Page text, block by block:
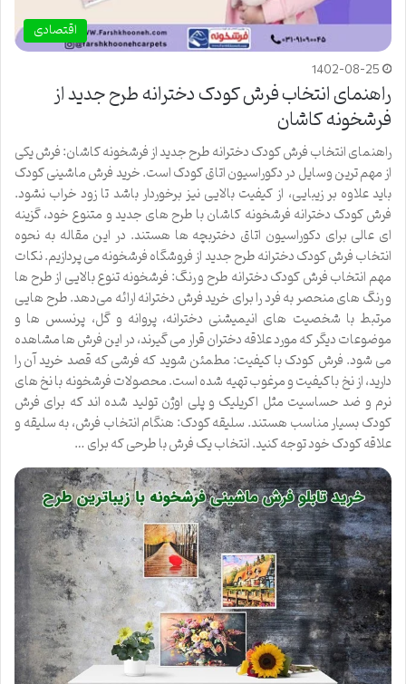
اقتصادی
1402-08-25
راهنمای انتخاب فرش کودک دخترانه طرح جدید از
فرشخونه کاشان
راهنمای انتخاب فرش کودک دخترانه طرح جدید از فرشخونه کاشان: فرش یکی
از مهم‌ ترین وسایل در دکوراسیون اتاق کودک است. خرید فرش ماشینی کودک
باید علاوه بر زیبایی، از کیفیت بالایی نیز برخوردار باشد تا زود خراب نشود.
فرش کودک دخترانه فرشخونه کاشان با طرح ‌های جدید و متنوع خود، گزینه‌
ای عالی برای دکوراسیون اتاق دختربچه ها هستند. در این مقاله به نحوه
انتخاب فرش کودک دخترانه طرح جدید از فروشگاه فرشخونه می‌ پردازیم. نکات
مهم انتخاب فرش کودک دخترانه طرح و رنگ: فرشخونه تنوع بالایی از طرح ‌ها
و رنگ‌ های منحصر به فرد را برای خرید فرش دخترانه ارائه می‌دهد. طرح ‌هایی
مرتبط با شخصیت ‌های انیمیشنی دخترانه، پروانه و گل، پرنسس ‌ها و
موضوعات دیگر که مورد علاقه دختران قرار می ‌گیرند، در این فرش‌ ها مشاهده
می ‌شود. فرش کودک با کیفیت: مطمئن شوید که فرشی که قصد خرید آن را
دارید، از نخ باکیفیت و مرغوب تهیه شده است. محصولات فرشخونه با نخ ‌های
نرم و ضد حساسیت مثل اکریلیک و پلی اوژن تولید شده اند که برای فرش‌
کودک بسیار مناسب هستند. سلیقه کودک: هنگام انتخاب فرش، به سلیقه و
علاقه کودک خود توجه کنید. انتخاب یک فرش با طرحی که برای …